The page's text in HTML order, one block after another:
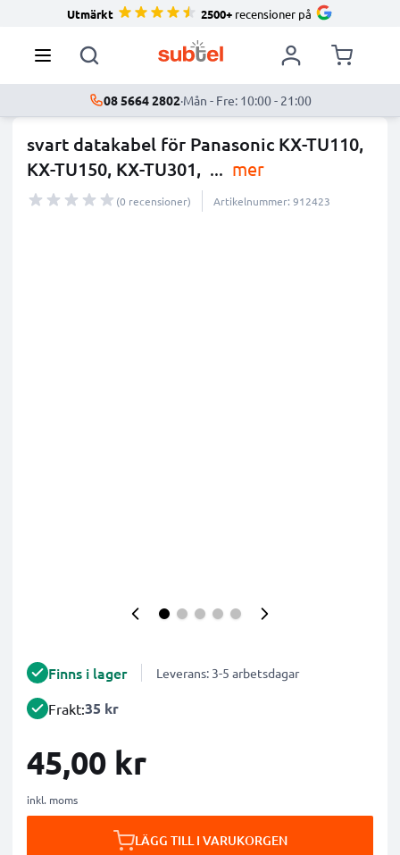
Utmärkt 2500+ recensioner på
08 5664 2802·Mån - Fre: 10:00 - 21:00
svart datakabel för Panasonic KX-TU110,
KX-TU150, KX-TU301, ... mer
(0 recensioner) Artikelnummer: 912423
Finns i lager Leverans: 3-5 arbetsdagar
Frakt:35 kr
45,00 kr
inkl. moms
LÄGG TILL I VARUKORGEN